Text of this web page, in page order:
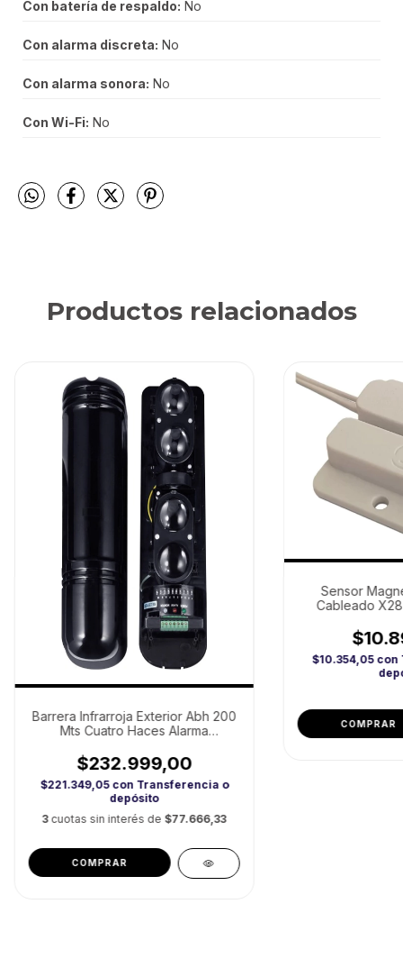
Con batería de respaldo: No
Con alarma discreta: No
Con alarma sonora: No
Con Wi-Fi: No
Productos relacionados
Barrera Infrarroja Exterior Abh 200
Mts Cuatro Haces Alarma
$232.999,00
$221.349,05 con Transferencia o
depósito
3 cuotas sin interés de $77.666,33
Sensor
Cableado
$10.354,05 con